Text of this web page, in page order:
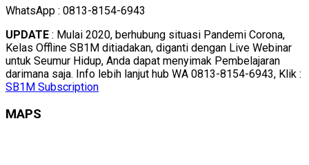
WhatsApp : 0813-8154-6943
UPDATE : Mulai 2020, berhubung situasi Pandemi Corona,
Kelas Offline SB1M ditiadakan, diganti dengan Live Webinar
untuk Seumur Hidup, Anda dapat menyimak Pembelajaran
darimana saja. Info lebih lanjut hub WA 0813-8154-6943, Klik :
SB1M Subscription
MAPS